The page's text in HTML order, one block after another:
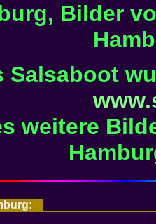
Bilder
Salsaboot
weitere